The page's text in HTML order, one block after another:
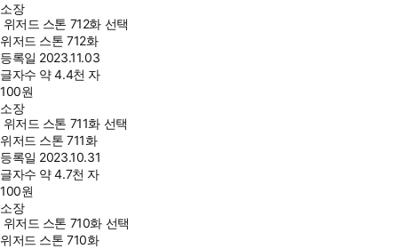
소장
위저드 스톤 712화 선택
위저드 스톤 712화
등록일 2023.11.03
글자수 약 4.4천 자
100원
소장
위저드 스톤 711화 선택
위저드 스톤 711화
등록일 2023.10.31
글자수 약 4.7천 자
100원
소장
위저드 스톤 710화 선택
위저드 스톤 710화